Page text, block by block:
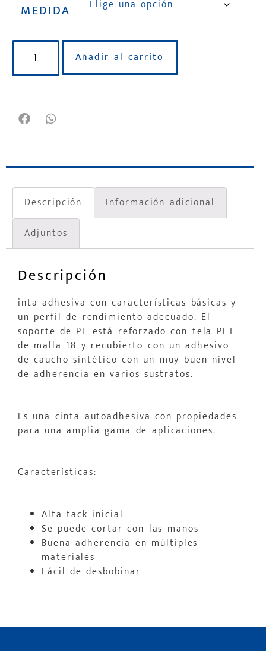
MEDIDA
Añadir al carrito
Descripción
Información adicional
Adjuntos
Descripción
inta adhesiva con características básicas y
un perfil de rendimiento adecuado. El
soporte de PE está reforzado con tela PET
de malla 18 y recubierto con un adhesivo
de caucho sintético con un muy buen nivel
de adherencia en varios sustratos.
Es una cinta autoadhesiva con propiedades
para una amplia gama de aplicaciones.
Características:
Alta tack inicial
Se puede cortar con las manos
Buena adherencia en múltiples
materiales
Fácil de desbobinar